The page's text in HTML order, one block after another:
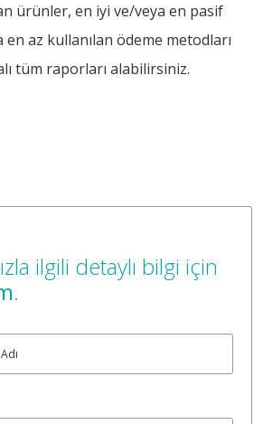
ürünler, en iyi ve/veya en pasif
en az kullanılan ödeme metodları
tüm raporları alabilirsiniz.
ilgili detaylı bilgi için
.